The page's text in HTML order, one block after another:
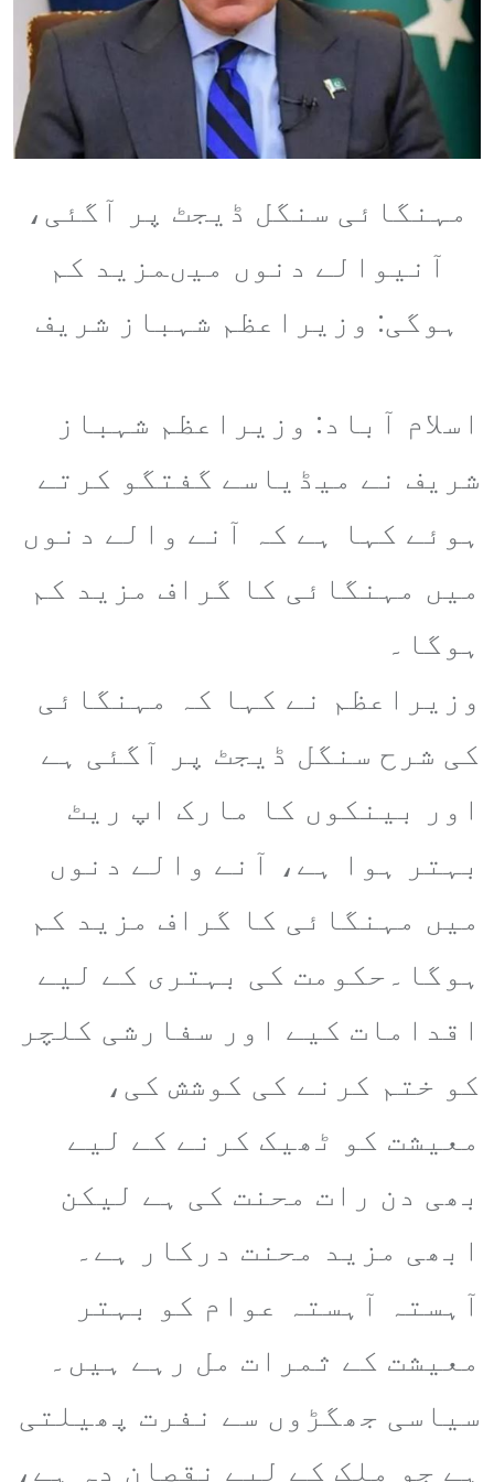
مہنگائی سنگل ڈیجٹ پر آگئی،
آنیوالے دنوں میںمزید کم
ہوگی: وزیراعظم شہباز شریف
اسلام آباد: وزیراعظم شہباز
شریف نے میڈیاسے گفتگو کرتے
ہوئے کہا ہے کہ آنے والے دنوں
میں مہنگائی کا گراف مزید کم
ہوگا۔
وزیراعظم نے کہا کہ مہنگائی
کی شرح سنگل ڈیجٹ پر آگئی ہے
اور بینکوں کا مارک اپ ریٹ
بہتر ہوا ہے، آنے والے دنوں
میں مہنگائی کا گراف مزید کم
ہوگا۔حکومت کی بہتری کے لیے
اقدامات کیے اور سفارشی کلچر
کو ختم کرنے کی کوشش کی،
معیشت کو ٹھیک کرنے کے لیے
بھی دن رات محنت کی ہے لیکن
ابھی مزید محنت درکار ہے۔
آہستہ آہستہ عوام کو بہتر
معیشت کے ثمرات مل رہے ہیں۔
سیاسی جھگڑوں سے نفرت پھیلتی
ہے جو ملک کے لیے نقصان دہ ہے،